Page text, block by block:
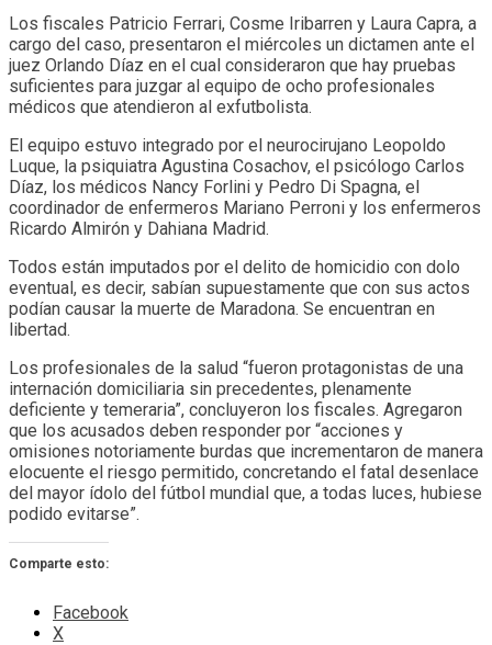
Los fiscales Patricio Ferrari, Cosme Iribarren y Laura Capra, a
cargo del caso, presentaron el miércoles un dictamen ante el
juez Orlando Díaz en el cual consideraron que hay pruebas
suficientes para juzgar al equipo de ocho profesionales
médicos que atendieron al exfutbolista.
El equipo estuvo integrado por el neurocirujano Leopoldo
Luque, la psiquiatra Agustina Cosachov, el psicólogo Carlos
Díaz, los médicos Nancy Forlini y Pedro Di Spagna, el
coordinador de enfermeros Mariano Perroni y los enfermeros
Ricardo Almirón y Dahiana Madrid.
Todos están imputados por el delito de homicidio con dolo
eventual, es decir, sabían supuestamente que con sus actos
podían causar la muerte de Maradona. Se encuentran en
libertad.
Los profesionales de la salud “fueron protagonistas de una
internación domiciliaria sin precedentes, plenamente
deficiente y temeraria”, concluyeron los fiscales. Agregaron
que los acusados deben responder por “acciones y
omisiones notoriamente burdas que incrementaron de manera
elocuente el riesgo permitido, concretando el fatal desenlace
del mayor ídolo del fútbol mundial que, a todas luces, hubiese
podido evitarse”.
Comparte esto:
Facebook
X